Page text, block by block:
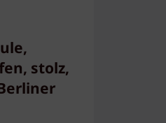
stolz,